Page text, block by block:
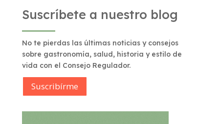
Suscríbete a nuestro blog
No te pierdas las últimas noticias y consejos
sobre gastronomía, salud, historia y estilo de
vida con el Consejo Regulador.
Suscribírme